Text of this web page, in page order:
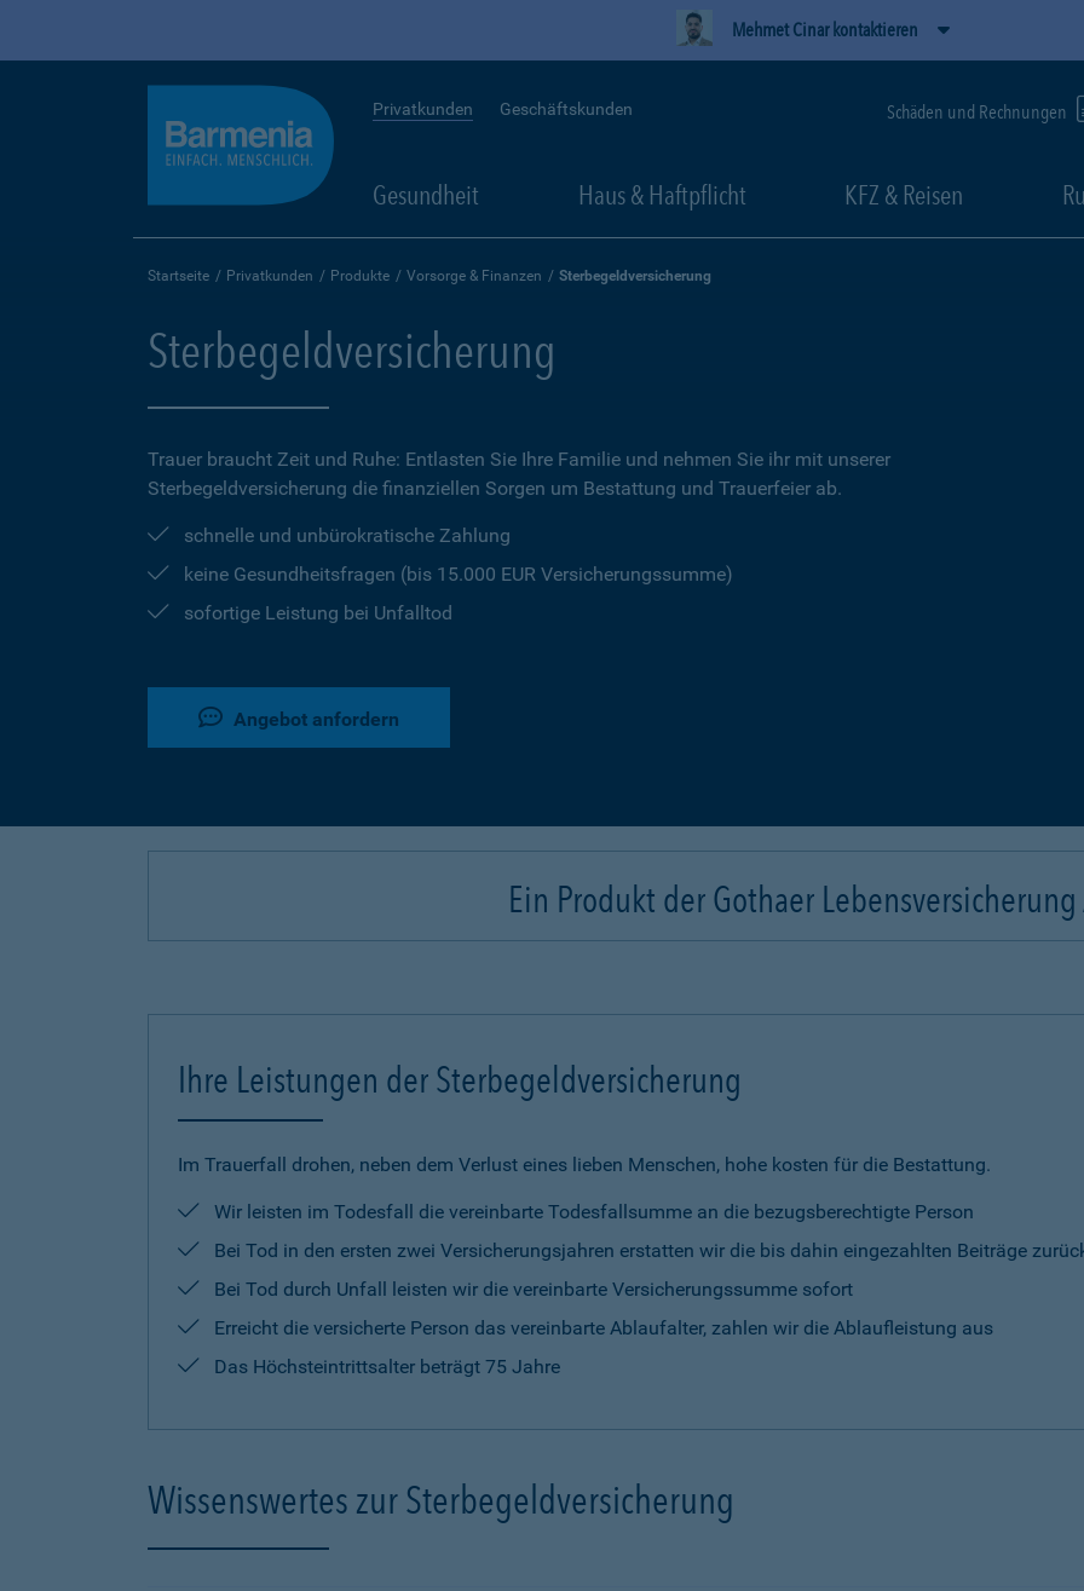
Mehmet Cinar kontaktieren
Privatkunden Geschäftskunden Schäden und Rechnungen
Gesundheit Haus & Haftpflicht KFZ & Reisen
Startseite Privatkunden Produkte Vorsorge & Finanzen Sterbegeldversicherung
Sterbegeldversicherung
Trauer braucht Zeit und Ruhe: Entlasten Sie Ihre Familie und nehmen Sie ihr mit unserer
Sterbegeldversicherung die finanziellen Sorgen um Bestattung und Trauerfeier ab.
schnelle und unbürokratische Zahlung
keine Gesundheitsfragen (bis 15.000 EUR Versicherungssumme)
sofortige Leistung bei Unfalltod
Angebot anfordern
Ein Produkt der Gothaer Lebensversicherung
Ihre Leistungen der Sterbegeldversicherung
Im Trauerfall drohen, neben dem Verlust eines lieben Menschen, hohe kosten für die Bestattung.
Wir leisten im Todesfall die vereinbarte Todesfallsumme an die bezugsberechtigte Person
Bei Tod in den ersten zwei Versicherungsjahren erstatten wir die bis dahin eingezahlten Beiträge
Bei Tod durch Unfall leisten wir die vereinbarte Versicherungssumme sofort
Erreicht die versicherte Person das vereinbarte Ablaufalter, zahlen wir die Ablaufleistung aus
Das Höchsteintrittsalter beträgt 75 Jahre
Wissenswertes zur Sterbegeldversicherung